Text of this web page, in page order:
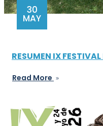
30
MAY
RESUMEN IX
Read More